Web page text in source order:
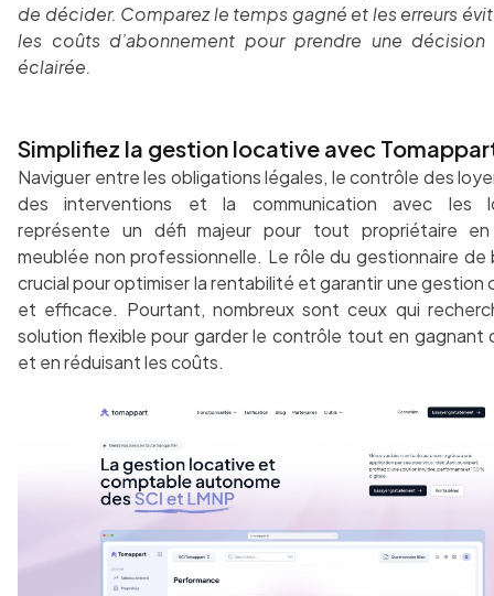
de décider. Comparez le temps gagné et les erreurs
les coûts d’abonnement pour prendre une décision
éclairée.
Simplifiez la gestion locative avec
Naviguer entre les obligations légales, le contrôle des
des interventions et la communication avec les
représente un défi majeur pour tout propriétaire
meublée non professionnelle. Le rôle du gestionnaire de
crucial pour optimiser la rentabilité et garantir une gestion
et efficace. Pourtant, nombreux sont ceux qui
solution flexible pour garder le contrôle tout en gagnant
et en réduisant les coûts.